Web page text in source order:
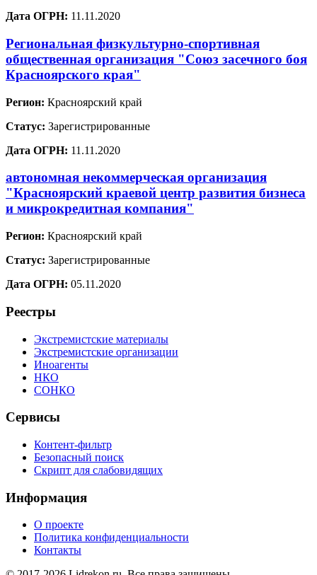
Дата ОГРН: 11.11.2020
Региональная физкультурно-спортивная
общественная организация "Союз засечного боя
Красноярского края"
Регион: Красноярский край
Статус: Зарегистрированные
Дата ОГРН: 11.11.2020
автономная некоммерческая организация
"Красноярский краевой центр развития бизнеса
и микрокредитная компания"
Регион: Красноярский край
Статус: Зарегистрированные
Дата ОГРН: 05.11.2020
Реестры
Экстремистские материалы
Экстремистские организации
Иноагенты
НКО
СОНКО
Сервисы
Контент-фильтр
Безопасный поиск
Скрипт для слабовидящих
Информация
О проекте
Политика конфиденциальности
Контакты